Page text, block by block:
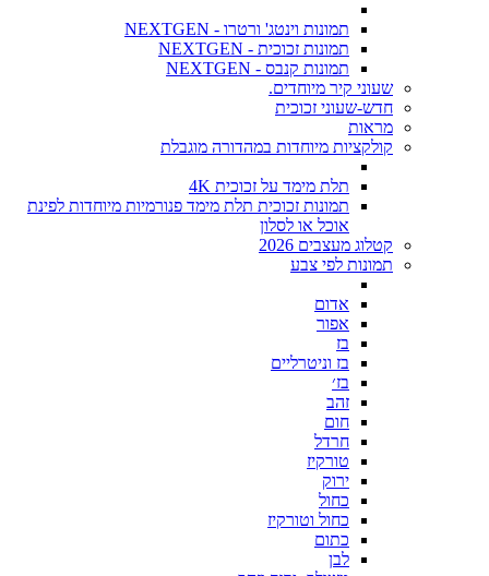
תמונות וינטג' ורטרו - NEXTGEN
תמונות זכוכית - NEXTGEN
תמונות קנבס - NEXTGEN
שעוני קיר מיוחדים.
חדש-שעוני זכוכית
מראות
קולקציות מיוחדות במהדורה מוגבלת
תלת מימד על זכוכית 4K
תמונות זכוכית תלת מימד פנורמיות מיוחדות לפינת
אוכל או לסלון
קטלוג מעצבים 2026
תמונות לפי צבע
אדום
אפור
בז
בז וניטרליים
בז׳
זהב
חום
חרדל
טורקיז
ירוק
כחול
כחול וטורקיז
כתום
לבן